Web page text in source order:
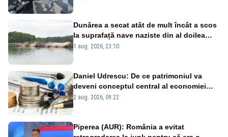
Dunărea a secat atât de mult încât a scos
la suprafață nave naziste din al doilea
război mondial
1 aug. 2026, 23:10
Daniel Udrescu: De ce patrimoniul va
deveni conceptul central al economiei
viitoare?
2 aug. 2026, 09:22
Piperea (AUR): România a evitat